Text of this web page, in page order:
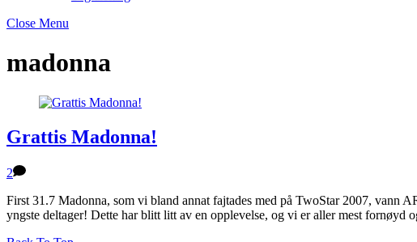
Close Menu
madonna
Grattis Madonna!
2
First 31.7 Madonna, som vi bland annat fajtades med på TwoStar 2007, vann
yngste deltager! Dette har blitt litt av en opplevelse, og vi er aller mest fornøyd